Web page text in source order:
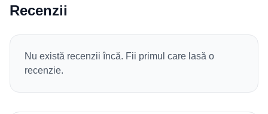
Recenzii
Nu există recenzii încă. Fii primul care lasă o
recenzie.